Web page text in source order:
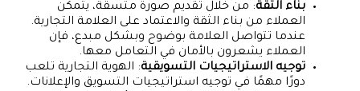
بناء الثقة: من خلال تقديم صورة متسقة، يتمكن
العملاء من بناء الثقة والاعتماد على العلامة التجارية.
عندما تتواصل العلامة بوضوح وبشكل مبدع، فإن
العملاء يشعرون بالأمان في التعامل معها.
توجيه الاستراتيجيات التسويقية: الهوية التجارية تلعب
دورًا مهمًا في توجيه استراتيجيات التسويق والإعلانات.